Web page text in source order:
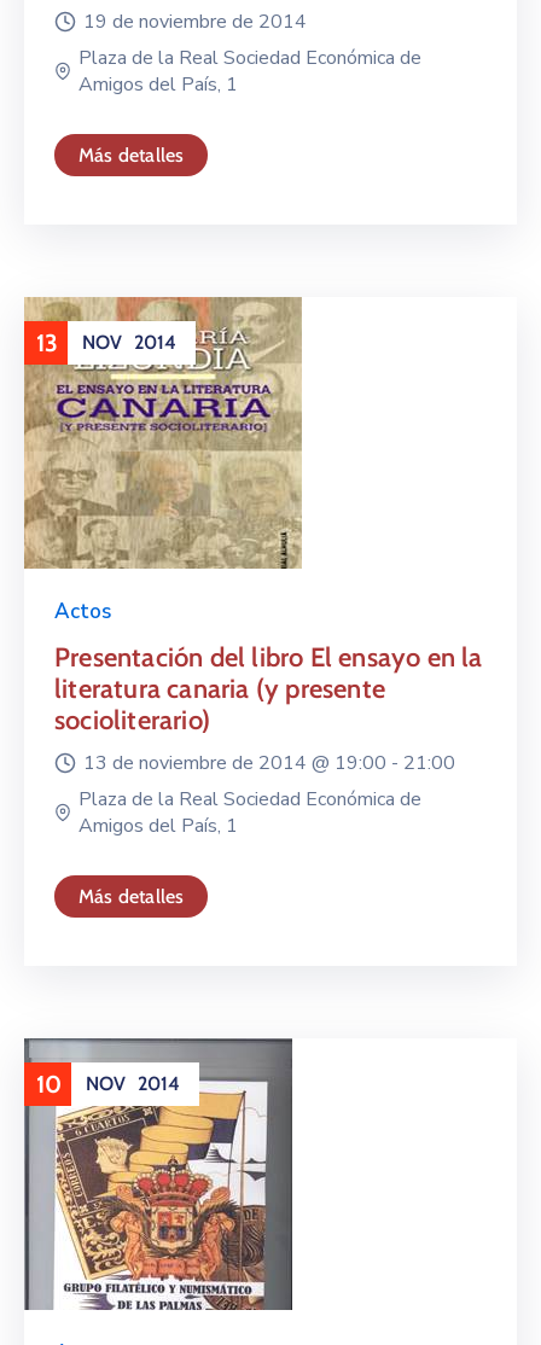
19 de noviembre de 2014
Plaza de la Real Sociedad Económica de
Amigos del País, 1
Más detalles
13 NOV 2014
Actos
Presentación del libro El ensayo en la
literatura canaria (y presente
socioliterario)
13 de noviembre de 2014 @ 19:00 - 21:00
Plaza de la Real Sociedad Económica de
Amigos del País, 1
Más detalles
10 NOV 2014